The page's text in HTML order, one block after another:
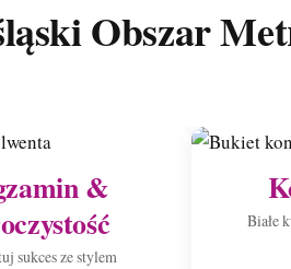
Obszar
&
sukces ze stylem
Białe